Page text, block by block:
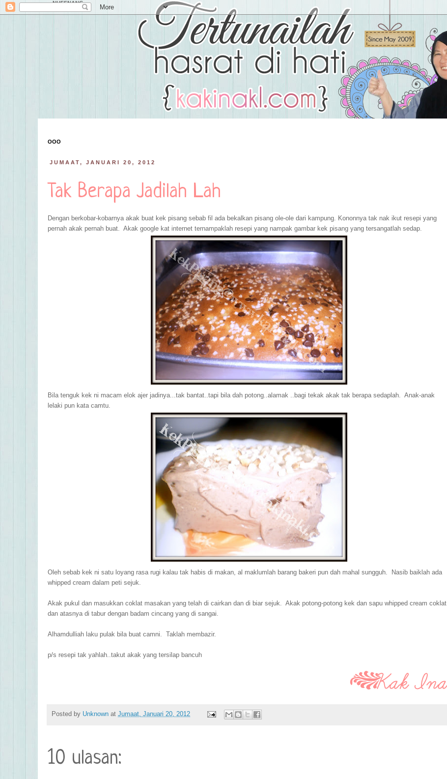
NUFFNANG
OOO
JUMAAT, JANUARI 20, 2012
Tak Berapa Jadilah Lah
Dengan berkobar-kobarnya akak buat kek pisang sebab fil ada bekalkan pisang ole-ole dari kampung. Kononnya tak nak ikut resepi yang
pernah akak pernah buat. Akak google kat internet ternampaklah resepi yang nampak gambar kek pisang yang tersangatlah sedap.
Bila tenguk kek ni macam elok ajer jadinya...tak bantat..tapi bila dah potong..alamak ..bagi tekak akak tak berapa sedaplah. Anak-anak
lelaki pun kata camtu.
Oleh sebab kek ni satu loyang rasa rugi kalau tak habis di makan, al maklumlah barang bakeri pun dah mahal sungguh. Nasib baiklah ada
whipped cream dalam peti sejuk.
Akak pukul dan masukkan coklat masakan yang telah di cairkan dan di biar sejuk. Akak potong-potong kek dan sapu whipped cream coklat
dan atasnya di tabur dengan badam cincang yang di sangai.
Alhamdulliah laku pulak bila buat camni. Taklah membazir.
p/s resepi tak yahlah..takut akak yang tersilap bancuh
Posted by Unknown at Jumaat, Januari 20, 2012
10 ulasan: